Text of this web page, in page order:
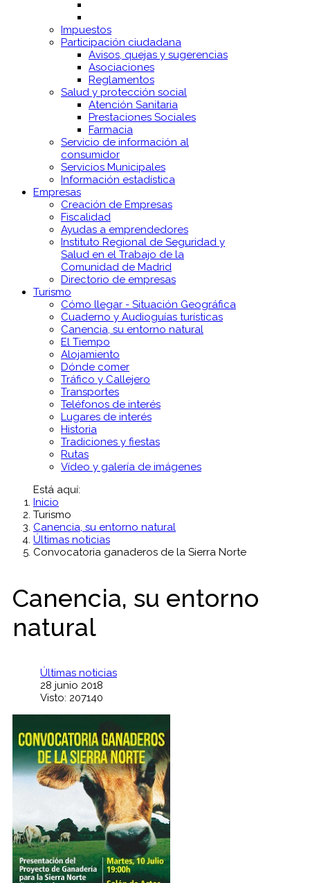
Impuestos
Participación ciudadana
Avisos, quejas y sugerencias
Asociaciones
Reglamentos
Salud y protección social
Atención Sanitaria
Prestaciones Sociales
Farmacia
Servicio de información al
consumidor
Servicios Municipales
Información estadística
Empresas
Creación de Empresas
Fiscalidad
Ayudas a emprendedores
Instituto Regional de Seguridad y
Salud en el Trabajo de la
Comunidad de Madrid
Directorio de empresas
Turismo
Cómo llegar - Situación Geográfica
Cuaderno y Audioguías turísticas
Canencia, su entorno natural
El Tiempo
Alojamiento
Dónde comer
Tráfico y Callejero
Transportes
Teléfonos de interés
Lugares de interés
Historia
Tradiciones y fiestas
Rutas
Vídeo y galería de imágenes
Está aquí:
Inicio
Turismo
Canencia, su entorno natural
Últimas noticias
Convocatoria ganaderos de la Sierra Norte
Canencia, su entorno
natural
Últimas noticias
28 junio 2018
Visto: 207140